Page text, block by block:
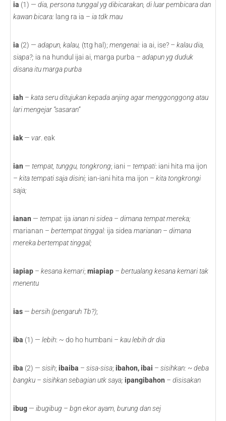
ia (1) — dia, persona tunggal yg dibicarakan, di luar pembicara dan
kawan bicara: lang ra ia – ia tdk mau
ia (2) — adapun, kalau, (ttg hal); mengenai: ia ai, ise? – kalau dia,
siapa?; ia na hundul ijai ai, marga purba – adapun yg duduk
disana itu marga purba
iah – kata seru ditujukan kepada anjing agar menggonggong atau
lari mengejar “sasaran”
iak — var . eak
ian — tempat, tunggu, tongkrong; iani – tempati: iani hita ma ijon
– kita tempati saja disini; ian-iani hita ma ijon – kita tongkrongi
saja;
ianan — tempat: ija ianan ni sidea – dimana tempat mereka;
marianan – bertempat tinggal: ija sidea marianan – dimana
mereka bertempat tinggal;
iapiap – kesana kemari; miapiap – bertualang kesana kemari tak
menentu
ias — bersih (pengaruh Tb?);
iba (1) — lebih: ~ do ho humbani – kau lebih dr dia
iba (2) — sisih; ibaiba – sisa-sisa; ibahon, ibai – sisihkan: ~ deba
bangku – sisihkan sebagian utk saya;ipangibahon – disisakan
ibug — ibugibug – bgn ekor ayam, burung dan sej